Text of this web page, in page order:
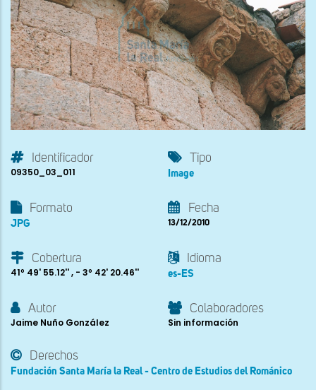
Identificador
09350_03_011
Tipo
Image
Formato
JPG
Fecha
13/12/2010
Cobertura
41º 49' 55.12'' , - 3º 42' 20.46''
Idioma
es-ES
Autor
Jaime Nuño González
Colaboradores
Sin información
Derechos
Fundación Santa María la Real - Centro de Estudios del Románico